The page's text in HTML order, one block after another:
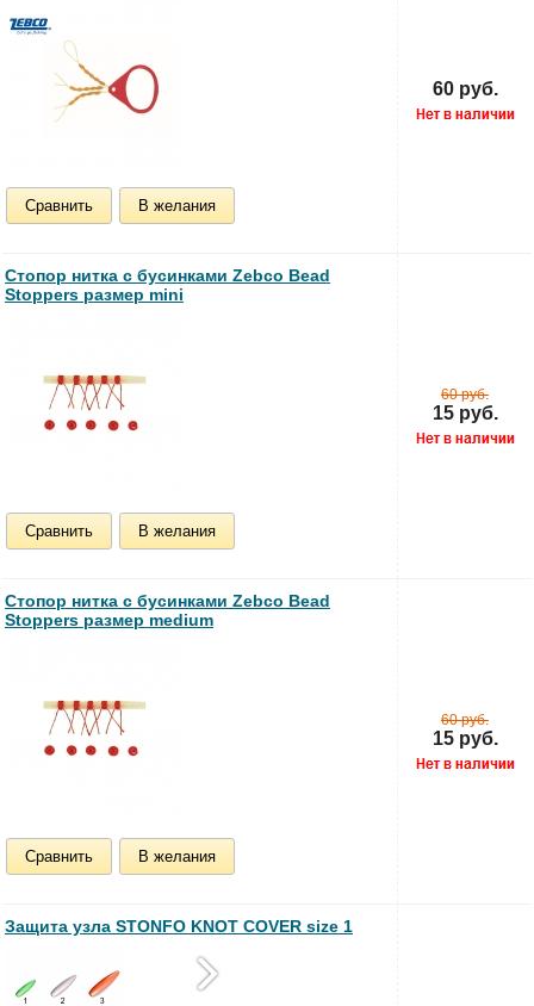
Сравнить В желания
60 руб.
Стопор нитка с бусинками Zebco Bead
Stoppers размер mini
Сравнить В желания
60 руб.
15 руб.
Стопор нитка с бусинками Zebco Bead
Stoppers размер medium
Сравнить В желания
60 руб.
15 руб.
Защита узла STONFO KNOT COVER size 1